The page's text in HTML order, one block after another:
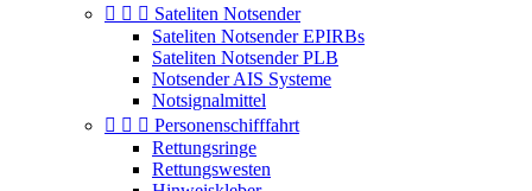
   Sateliten Notsender
Sateliten Notsender EPIRBs
Sateliten Notsender PLB
Notsender AIS Systeme
Notsignalmittel
   Personenschifffahrt
Rettungsringe
Rettungswesten